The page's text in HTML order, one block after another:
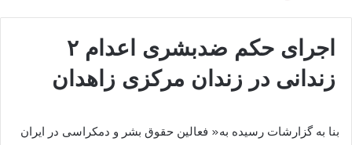
اجرای حکم ضدبشری اعدام ۲
زندانی در زندان مرکزی زاهدان
بنا به گزارشات رسیده به« فعالین حقوق بشر و دمکراسی در ایران